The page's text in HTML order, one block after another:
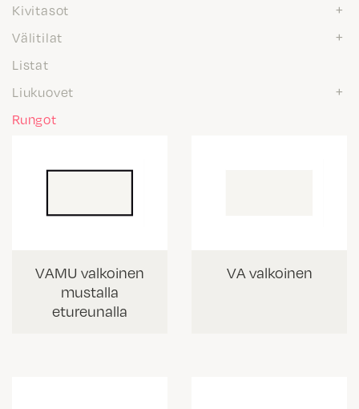
Kivitasot
Välitilat
Listat
Liukuovet
Rungot
VAMU valkoinen
mustalla
etureunalla
VA valkoinen